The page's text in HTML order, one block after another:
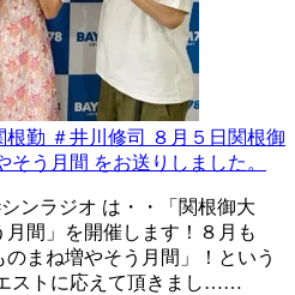
根勤 ＃井川修司 ８月５日関根御
そう月間 をお送りしました。
ンラジオ は・・「関根御大
間」を開催します！８月も
まね増やそう月間」！という
ストに応えて頂きまし……